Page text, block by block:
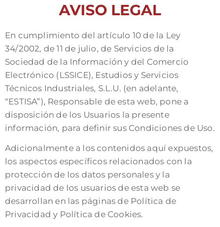
AVISO LEGAL
En cumplimiento del artículo 10 de la Ley
34/2002, de 11 de julio, de Servicios de la
Sociedad de la Información y del Comercio
Electrónico (LSSICE), Estudios y Servicios
Técnicos Industriales, S.L.U. (en adelante,
“ESTISA”), Responsable de esta web, pone a
disposición de los Usuarios la presente
información, para definir sus Condiciones de Uso.
Adicionalmente a los contenidos aquí expuestos,
los aspectos específicos relacionados con la
protección de los datos personales y la
privacidad de los usuarios de esta web se
desarrollan en las páginas de Política de
Privacidad y Política de Cookies.